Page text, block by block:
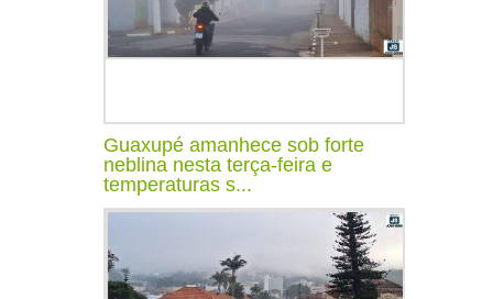
Guaxupé amanhece sob forte
neblina nesta terça-feira e
temperaturas s...